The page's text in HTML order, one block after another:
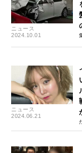
ニュース
2024.10.01
ニュース
2024.06.21